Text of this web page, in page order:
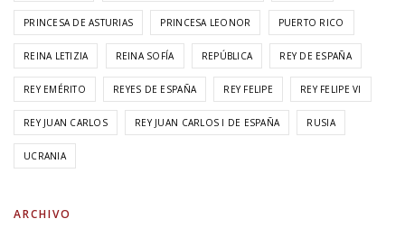
PRINCESA DE ASTURIAS PRINCESA LEONOR PUERTO RICO
REINA LETIZIA REINA SOFÍA REPÚBLICA REY DE ESPAÑA
REY EMÉRITO REYES DE ESPAÑA REY FELIPE REY FELIPE VI
REY JUAN CARLOS REY JUAN CARLOS I DE ESPAÑA RUSIA
UCRANIA
ARCHIVO